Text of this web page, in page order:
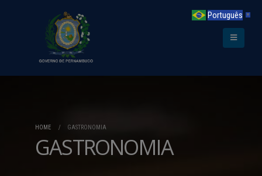
HOME GASTRONOMIA
GASTRONOMIA
Português ▼